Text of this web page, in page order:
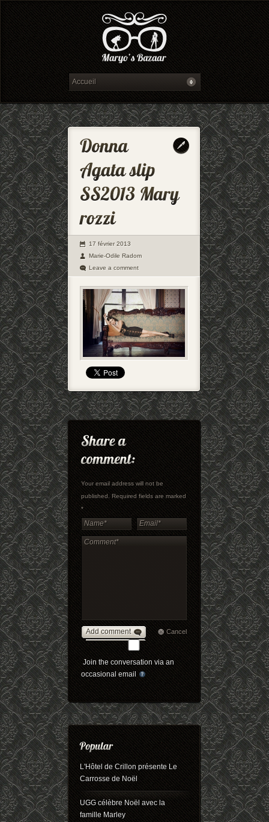
17 février 2013
Marie-Odile Radom
Leave a comment
Your email address will not be
published. Required fields are marked
*
Add comment Cancel
Join the conversation via an
occasional email
L'Hôtel de Crillon présente Le
Carrosse de Noël
UGG célèbre Noël avec la
famille Marley